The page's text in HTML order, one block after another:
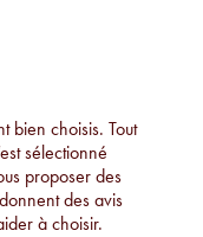
bien choisis. Tout
sélectionné
proposer des
des avis
à choisir.